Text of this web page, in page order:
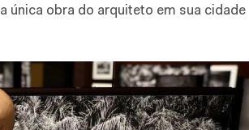
única obra do arquiteto em sua cidade